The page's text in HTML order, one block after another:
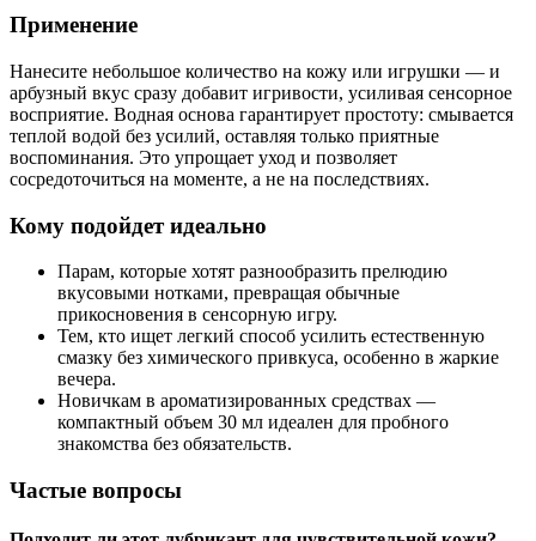
Применение
Нанесите небольшое количество на кожу или игрушки — и
арбузный вкус сразу добавит игривости, усиливая сенсорное
восприятие. Водная основа гарантирует простоту: смывается
теплой водой без усилий, оставляя только приятные
воспоминания. Это упрощает уход и позволяет
сосредоточиться на моменте, а не на последствиях.
Кому подойдет идеально
Парам, которые хотят разнообразить прелюдию
вкусовыми нотками, превращая обычные
прикосновения в сенсорную игру.
Тем, кто ищет легкий способ усилить естественную
смазку без химического привкуса, особенно в жаркие
вечера.
Новичкам в ароматизированных средствах —
компактный объем 30 мл идеален для пробного
знакомства без обязательств.
Частые вопросы